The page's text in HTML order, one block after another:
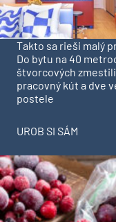
Takto sa rieši malý
Do bytu na 40
štvorcových
pracovný kút a dve
postele
UROB SI SÁM